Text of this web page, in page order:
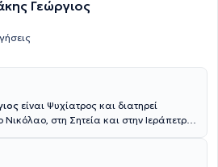
Γεώργιος
είναι Ψυχίατρος και διατηρεί
Νικόλαο, στη Σητεία και στην Ιεράπετρα
Πανεπιστημίου Αθηνών και απόφοιτος
Di Catania της Ιταλίας.